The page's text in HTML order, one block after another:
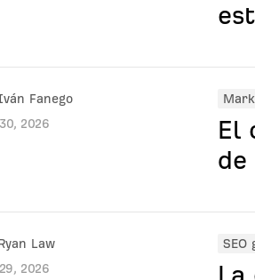
Fanego
2026
El
de
Ryan Law
2026
SEO